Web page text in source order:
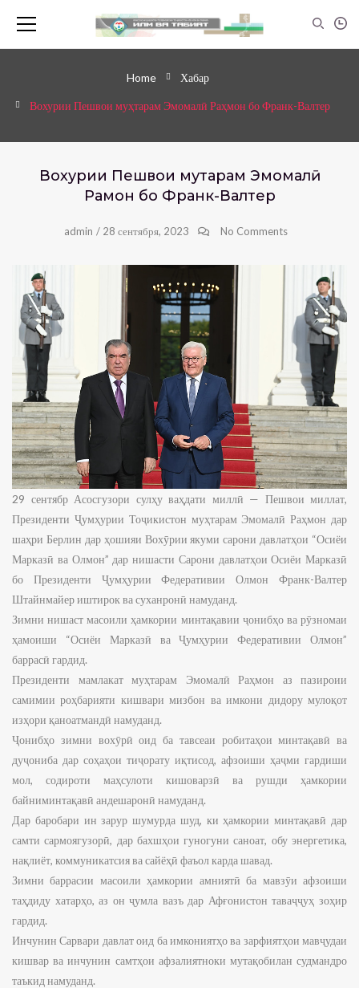
Home Хабар
Вохурии Пешвои муҳтарам Эмомалӣ Раҳмон бо Франк-Валтер
Вохурии Пешвои муҳтарам Эмомалӣ
Раҳмон бо Франк-Валтер
admin / 28 сентября, 2023 No Comments
29 сентябр Асосгузори сулҳу ваҳдати миллӣ — Пешвои миллат,
Президенти Ҷумҳурии Тоҷикистон муҳтарам Эмомалӣ Раҳмон дар
шаҳри Берлин дар ҳошияи Вохӯрии якуми сарони давлатҳои “Осиёи
Марказӣ ва Олмон” дар нишасти Сарони давлатҳои Осиёи Марказӣ
бо Президенти Ҷумҳурии Федеративии Олмон Франк-Валтер
Штайнмайер иштирок ва суханронӣ намуданд.
Зимни нишаст масоили ҳамкории минтақавии ҷонибҳо ва рӯзномаи
ҳамоиши “Осиёи Марказӣ ва Ҷумҳурии Федеративии Олмон”
баррасӣ гардид.
Президенти мамлакат муҳтарам Эмомалӣ Раҳмон аз пазироии
самимии роҳбарияти кишвари мизбон ва имкони дидору мулоқот
изҳори қаноатмандӣ намуданд.
Ҷонибҳо зимни вохӯрӣ оид ба тавсеаи робитаҳои минтақавӣ ва
дуҷониба дар соҳаҳои тиҷорату иқтисод, афзоиши ҳаҷми гардиши
мол, содироти маҳсулоти кишоварзӣ ва рушди ҳамкории
байниминтақавӣ андешаронӣ намуданд.
Дар баробари ин зарур шумурда шуд, ки ҳамкории минтақавӣ дар
самти сармоягузорӣ, дар бахшҳои гуногуни саноат, обу энергетика,
нақлиёт, коммуникатсия ва сайёҳӣ фаъол карда шавад.
Зимни баррасии масоили ҳамкории амниятӣ ба мавзӯи афзоиши
таҳдиду хатарҳо, аз он ҷумла вазъ дар Афғонистон таваҷҷуҳ зоҳир
гардид.
Инчунин Сарвари давлат оид ба имкониятҳо ва зарфиятҳои мавҷудаи
кишвар ва инчунин самтҳои афзалиятноки мутақобилан судмандро
таъкид намуданд.